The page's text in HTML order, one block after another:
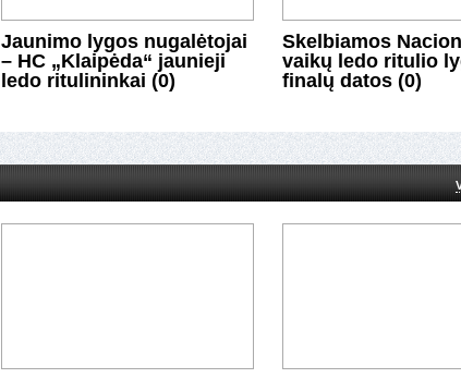
Jaunimo lygos nugalėtojai
– HC „Klaipėda“ jaunieji
ledo ritulininkai (0)
Skelbiamos
vaikų ledo ritulio
finalų datos (0)